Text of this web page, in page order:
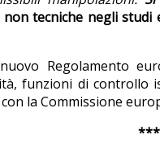
tecniche negli
Regolamento
funzioni di controllo
la Commissione
***